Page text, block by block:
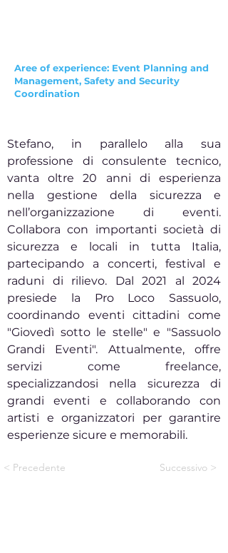
Aree of experience: Event Planning and
Management, Safety and Security
Coordination
Stefano, in parallelo alla sua
professione di consulente tecnico,
vanta oltre 20 anni di esperienza
nella gestione della sicurezza e
nell’organizzazione di eventi.
Collabora con importanti società di
sicurezza e locali in tutta Italia,
partecipando a concerti, festival e
raduni di rilievo. Dal 2021 al 2024
presiede la Pro Loco Sassuolo,
coordinando eventi cittadini come
"Giovedì sotto le stelle" e "Sassuolo
Grandi Eventi". Attualmente, offre
servizi come freelance,
specializzandosi nella sicurezza di
grandi eventi e collaborando con
artisti e organizzatori per garantire
esperienze sicure e memorabili.
< Precedente Successivo >